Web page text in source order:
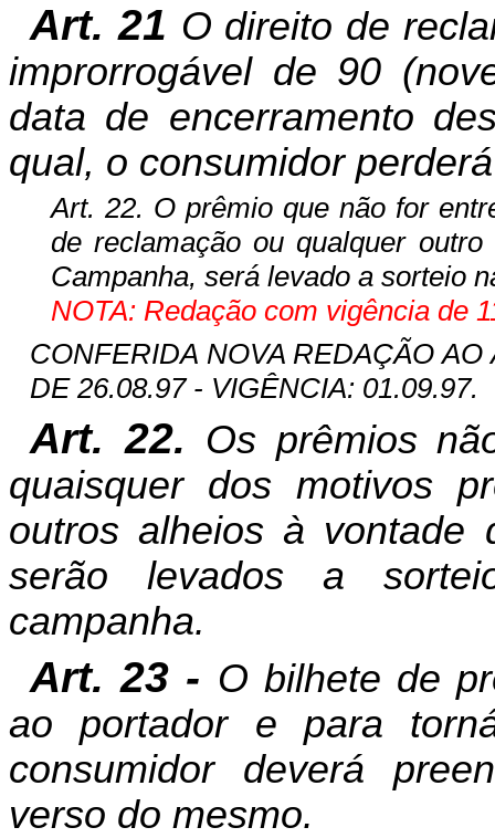
Art. 21 O direito de
improrrogável de 90
data de encerramento
qual, o consumidor
Art. 22. O prêmio que não for
de reclamação ou qualquer
Campanha, será levado a sorteio
NOTA: Redação com vigência de
CONFERIDA NOVA REDAÇÃO AO
DE 26.08.97 - VIGÊNCIA: 01.09.97.
Art. 22. Os prêmios
quaisquer dos motivos
outros alheios à vontade
serão levados a
campanha.
Art. 23 - O bilhete de
ao portador e para
consumidor deverá
verso do mesmo.